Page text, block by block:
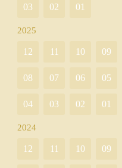
03 02 01
2025
12 11 10 09
08 07 06 05
04 03 02 01
2024
12 11 10 09